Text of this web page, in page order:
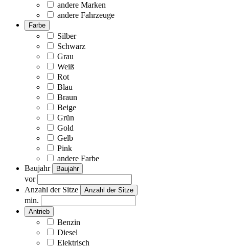
andere Marken
andere Fahrzeuge
Farbe
Silber
Schwarz
Grau
Weiß
Rot
Blau
Braun
Beige
Grün
Gold
Gelb
Pink
andere Farbe
Baujahr
Baujahr
vor
Anzahl der Sitze
Anzahl der Sitze
min.
Antrieb
Benzin
Diesel
Elektrisch